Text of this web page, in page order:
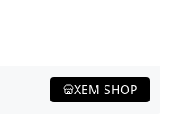
XEM SHOP